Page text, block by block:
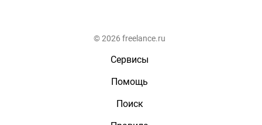
© 2026 freelance.ru
Сервисы
Помощь
Поиск